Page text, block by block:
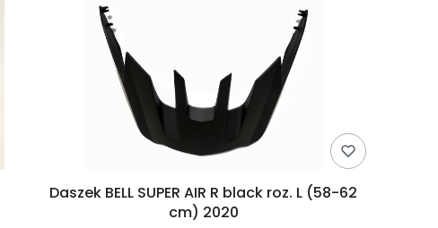
Daszek BELL SUPER AIR R black roz. L (58-62
cm) 2020